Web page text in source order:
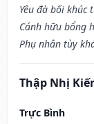
Yêu đà bối khúc
Cánh hữu bổng
Phụ nhân tùy
Thập Nhị
Trực Bình